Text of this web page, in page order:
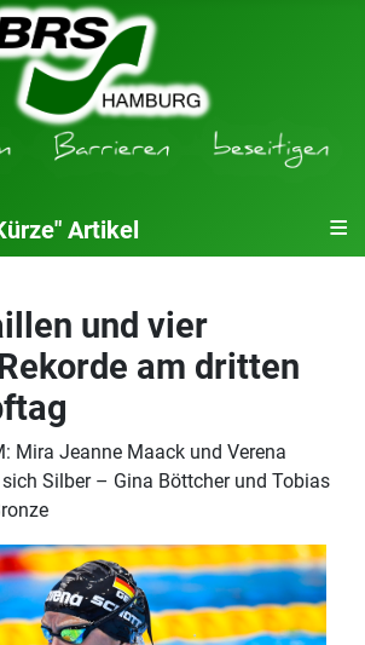
Artikel ≡
und vier
am dritten
Mira Jeanne Maack und Verena
Silber – Gina Böttcher und Tobias